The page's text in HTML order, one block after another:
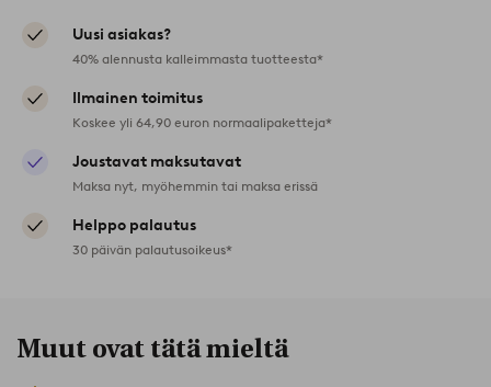
Uusi asiakas?
40% alennusta kalleimmasta tuotteesta*
Ilmainen toimitus
Koskee yli 64,90 euron normaalipaketteja*
Joustavat maksutavat
Maksa nyt, myöhemmin tai maksa erissä
Helppo palautus
30 päivän palautusoikeus*
Muut ovat tätä mieltä